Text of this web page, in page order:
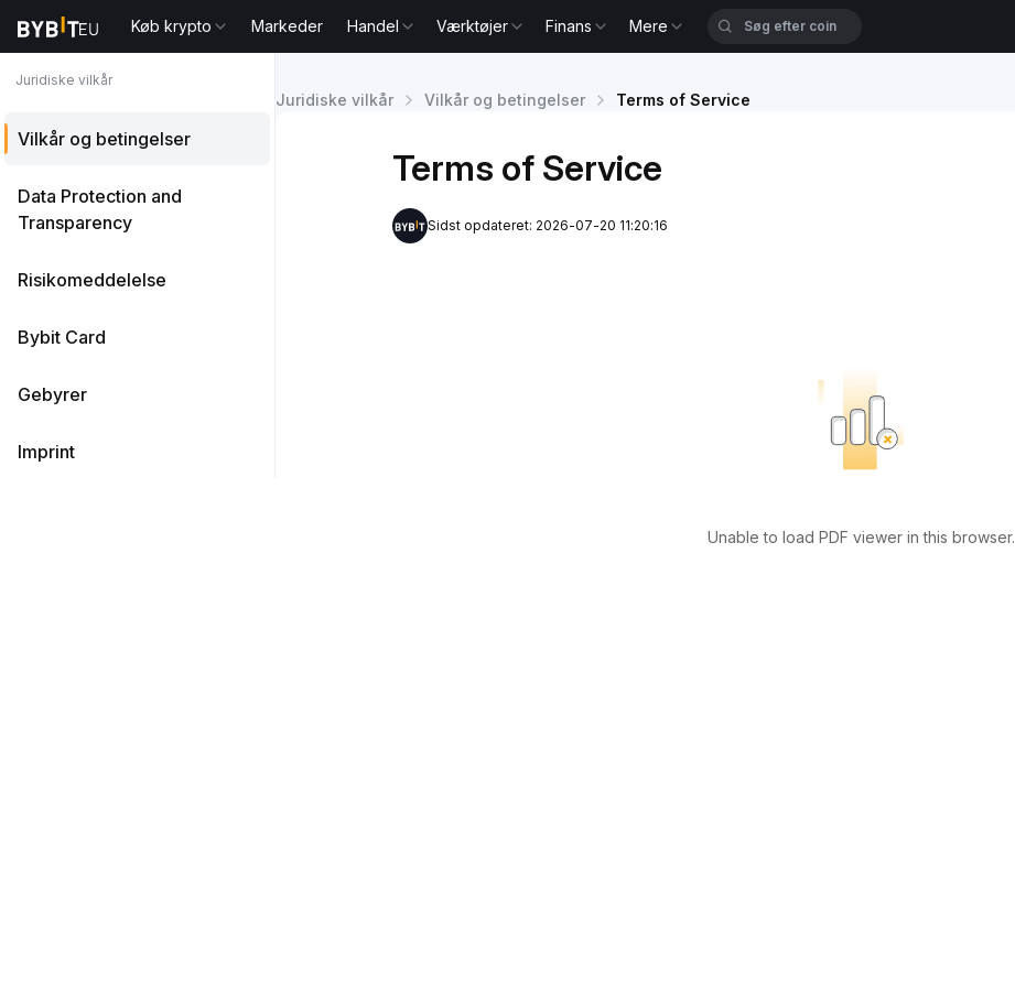
Køb krypto Markeder Handel Værktøjer Finans Mere
Juridiske vilkår
Vilkår og betingelser
Data Protection and
Transparency
Risikomeddelelse
Bybit Card
Gebyrer
Imprint
Juridiske vilkår Vilkår og betingelser Terms of Service
Terms of Service
Sidst opdateret: 2026-07-20 11:20:16
Unable to load PDF viewer in this browser.